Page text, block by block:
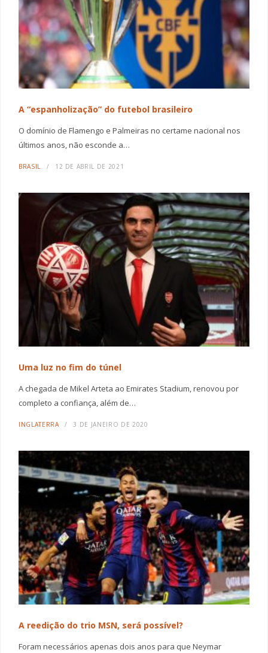
A “espanholização” do futebol brasileiro
O domínio de Flamengo e Palmeiras no certame nacional nos
últimos anos, não esconde a…
BRASIL 12 DE ABRIL DE 2021
Uma luz no fim do túnel
A chegada de Mikel Arteta ao Emirates Stadium, renovou por
completo a confiança, além de…
INGLATERRA 3 DE JANEIRO DE 2020
A reedição do trio MSN, será possível?
Foram necessários apenas dois anos para que Neymar